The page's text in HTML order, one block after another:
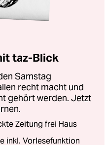
taz-Blick
Samstag
recht macht und
gehört werden. Jetzt
Zeitung frei Haus
inkl. Vorlesefunktion